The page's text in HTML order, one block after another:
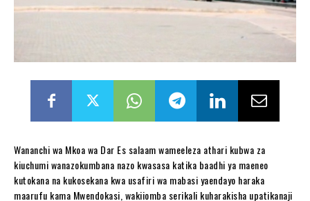
Wananchi wa Mkoa wa Dar Es salaam wameeleza athari kubwa za
kiuchumi wanazokumbana nazo kwasasa katika baadhi ya maeneo
kutokana na kukosekana kwa usafiri wa mabasi yaendayo haraka
maarufu kama Mwendokasi, wakiiomba serikali kuharakisha upatikanaji